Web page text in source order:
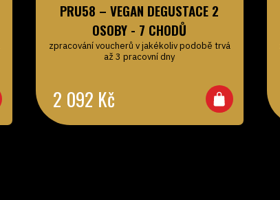
PRU58 – VEGAN DEGUSTACE 2
OSOBY - 7 CHODŮ
zpracování voucherů v jakékoliv podobě trvá
až 3 pracovní dny
2 092 Kč